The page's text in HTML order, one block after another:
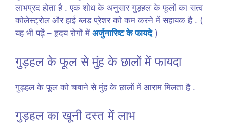
लाभप्रद होता है . एक शोध के अनुसार गुड़हल के फूलों का सत्व
कोलेस्ट्रोल और हाई ब्लड प्रेशर को कम करने में सहायक है . (
यह भी पढ़ें – हृदय रोगों में अर्जुनारिष्ट के फायदे)
गुड़हल के फूल से मुंह के छालों में फायदा
गुड़हल के फूल को चबाने से मुंह के छालों में आराम मिलता है .
गुड़हल का खूनी दस्त में लाभ